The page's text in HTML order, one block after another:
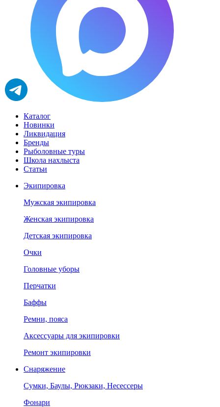
Каталог
Новинки
Ликвидация
Бренды
Рыболовные туры
Школа нахлыста
Статьи
Экипировка
Мужская экипировка
Женская экипировка
Детская экипировка
Очки
Головные уборы
Перчатки
Баффы
Ремни, пояса
Аксессуары для экипировки
Ремонт экипировки
Снаряжение
Сумки, Баулы, Рюкзаки, Несессеры
Фонари